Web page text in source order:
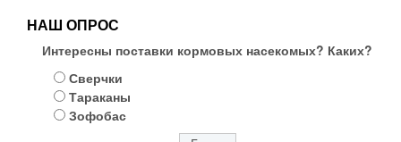
НАШ ОПРОС
Интересны поставки кормовых насекомых? Каких?
Сверчки
Тараканы
Зофобас